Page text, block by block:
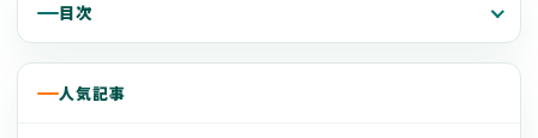
目次
人気記事